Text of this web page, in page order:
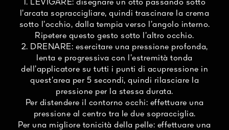
1. LEVIGARE: disegnare un otto passando sotto
l’arcata sopraccigliare, quindi trascinare la crema
sotto l’occhio, dalla tempia verso l’angolo interno.
Ripetere questo gesto sotto l’altro occhio.
2. DRENARE: esercitare una pressione profonda,
lenta e progressiva con l’estremità tonda
dell’applicatore su tutti i punti di acupressione in
quest’area per 5 secondi, quindi rilasciare la
pressione per la stessa durata.
Per distendere il contorno occhi: effettuare una
pressione al centro tra le due sopracciglia.
Per una migliore tonicità della pelle: effettuare una